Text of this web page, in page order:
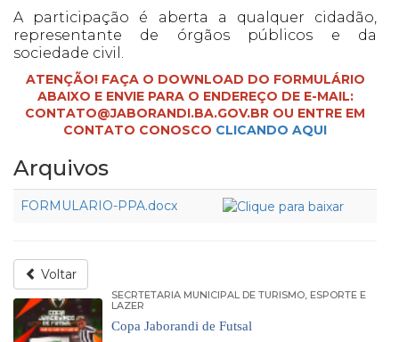
A participação é aberta a qualquer cidadão,
representante de órgãos públicos e da
sociedade civil.
ATENÇÃO! FAÇA O DOWNLOAD DO FORMULÁRIO
ABAIXO E ENVIE PARA O ENDEREÇO DE E-MAIL:
CONTATO@JABORANDI.BA.GOV.BR OU ENTRE EM
CONTATO CONOSCO CLICANDO AQUI
Arquivos
FORMULARIO-PPA.docx
Voltar
SECRTETARIA MUNICIPAL DE TURISMO, ESPORTE E
LAZER
Copa Jaborandi de Futsal